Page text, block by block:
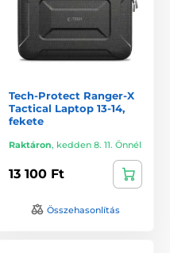
Tech-Protect Ranger-X
Tactical Laptop 13-14,
fekete
Raktáron, kedden 8. 11. Önnél
13 100 Ft
Összehasonlítás